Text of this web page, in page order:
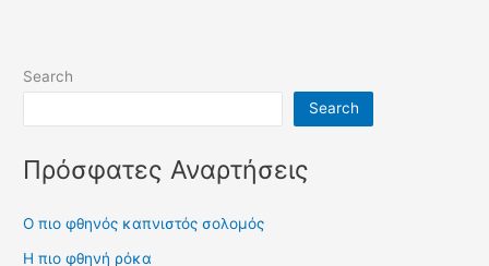
Search
Search
Πρόσφατες Αναρτήσεις
Ο πιο φθηνός καπνιστός σολομός
Η πιο φθηνή ρόκα